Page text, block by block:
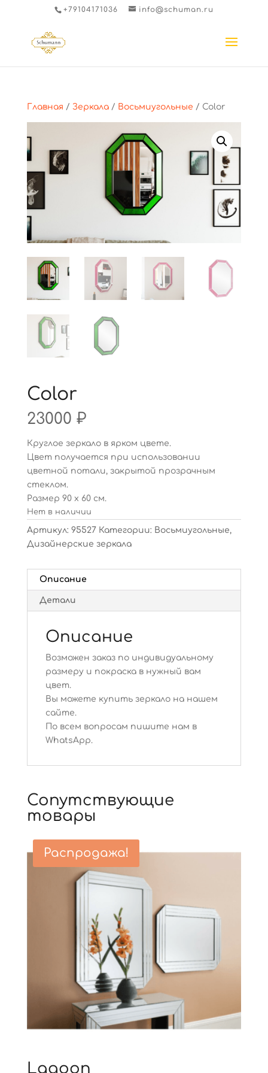
+79104171036 info@schuman.ru
Главная / Зеркала/ Восьмиугольные / Color
Color
23000 ₽
Круглое зеркало в ярком цвете.
Цвет получается при использовании
цветной потали, закрытой прозрачным
стеклом.
Размер 90 х 60 см.
Нет в наличии
Артикул: 95527 Категории: Восьмиугольные,
Дизайнерские зеркала
Описание
Детали
Описание
Возможен заказ по индивидуальному
размеру и покраска в нужный вам
цвет.
Вы можете купить зеркало на нашем
сайте.
По всем вопросам пишите нам в
WhatsApp.
Сопутствующие
товары
Распродажа!
Lagoon